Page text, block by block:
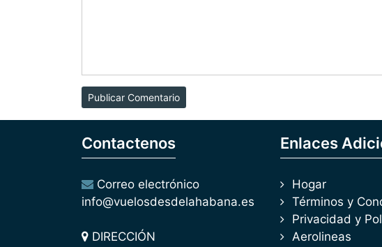
Publicar Comentario
Contactenos
Correo electrónico
info@vuelosdesdelahabana.es
DIRECCIÓN
Enlaces
Hogar
Términos y
Privacidad y
Aerolineas